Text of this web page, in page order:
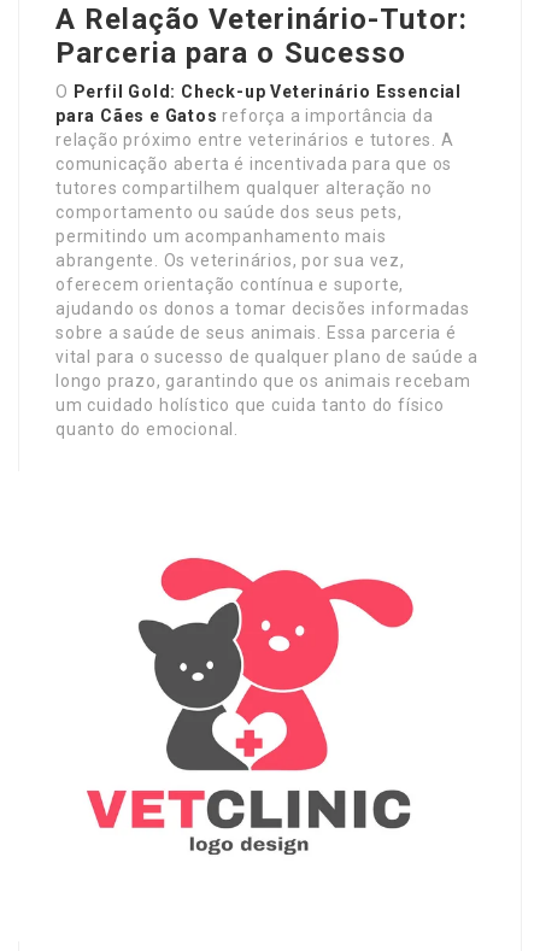
A Relação Veterinário-Tutor:
Parceria para o Sucesso
O Perfil Gold: Check-up Veterinário Essencial
para Cães e Gatos reforça a importância da
relação próximo entre veterinários e tutores. A
comunicação aberta é incentivada para que os
tutores compartilhem qualquer alteração no
comportamento ou saúde dos seus pets,
permitindo um acompanhamento mais
abrangente. Os veterinários, por sua vez,
oferecem orientação contínua e suporte,
ajudando os donos a tomar decisões informadas
sobre a saúde de seus animais. Essa parceria é
vital para o sucesso de qualquer plano de saúde a
longo prazo, garantindo que os animais recebam
um cuidado holístico que cuida tanto do físico
quanto do emocional.